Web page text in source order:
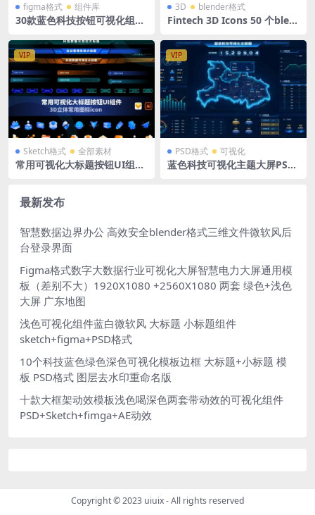
figma格式 组件库
30款蓝色科技按钮可视化组件
3D blender格式
Fintech 3D Icons 50 个blen
务安全管理金色3D图标icon设
计素材含png免抠图片
VIP
Sketch格式 全部素材
常用可视化大标题按钮UI组件
VIP
PSD格式 可视化
蓝色科技可视化主题大屏PSD
最新发布
智慧数据边界办公 高效安全blender格式三维文件微软风后
台登录界面
Figma格式数字大数据行业可视化大屏智慧电力大屏通用模
板（差别不大）1920X1080 +2560X1080 两套 绿色+浅色
大屏 广东地图
浅色可视化组件蓝白微软风 大标题 小标题组件
sketch+figma+PSD格式
10个科技蓝色绿色深色可视化模板边框 大标题+小标题 模
板 PSD格式 图层去水印重命名版
十款大框架动效模板浅色喝深色两套带动效的可视化组件
PSD+Sketch+fimga+AE动效
Copyright © 2023 uiuix- All rights reserved